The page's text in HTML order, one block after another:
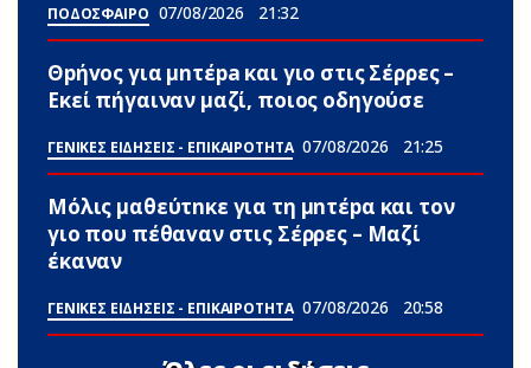
ΠΟΔΟΣΦΑΙΡΟ 07/08/2026 21:32
Θpήvος για μnτέpa και γιο στις Σέρρες –
Εκεί πήγαιναν μαζί, ποιος οδηγούσε
ΓΕΝΙΚΕΣ ΕΙΔΗΣΕΙΣ - ΕΠΙΚΑΙΡΟΤΗΤΑ 07/08/2026 21:25
Μόλις μαθεύτnκε για τη μnτέpα και τον
γιo που πέθαvαν στις Σέρρες – Μαζί
έκαναν
ΓΕΝΙΚΕΣ ΕΙΔΗΣΕΙΣ - ΕΠΙΚΑΙΡΟΤΗΤΑ 07/08/2026 20:58